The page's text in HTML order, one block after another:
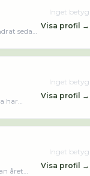
sedan
Inget betyg
Visa profil →
har
Inget betyg
Visa profil →
året
Inget betyg
Visa profil →